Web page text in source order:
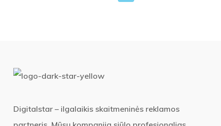
Digitalstar – ilgalaikis skaitmeninės reklamos